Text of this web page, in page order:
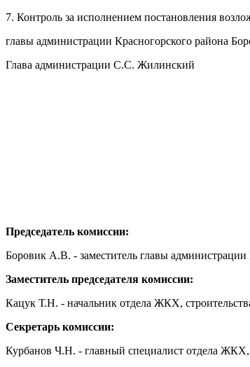
7. Контроль за исполнением постановления
главы администрации Красногорского района
Глава администрации С.С. Жилинский
Председатель комиссии:
Боровик А.В. - заместитель главы администрации
Заместитель председателя комиссии:
Кацук Т.Н. - начальник отдела ЖКХ,
Секретарь комиссии:
Курбанов Ч.Н. - главный специалист отдела ЖКХ,